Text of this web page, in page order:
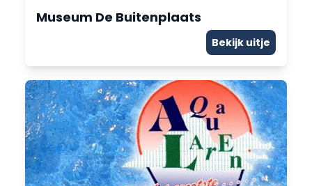
Museum De Buitenplaats
Bekijk uitje